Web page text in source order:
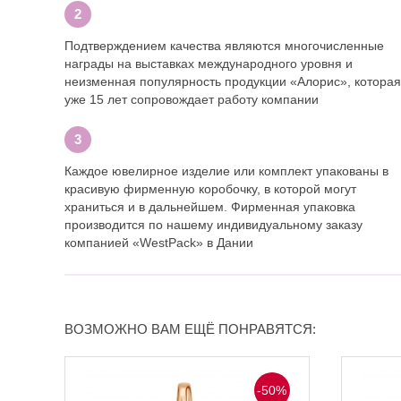
Подтверждением качества являются многочисленные
награды на выставках международного уровня и
неизменная популярность продукции «Алорис», которая
уже 15 лет сопровождает работу компании
Каждое ювелирное изделие или комплект упакованы в
красивую фирменную коробочку, в которой могут
храниться и в дальнейшем. Фирменная упаковка
производится по нашему индивидуальному заказу
компанией «WestPack» в Дании
ВОЗМОЖНО ВАМ ЕЩЁ ПОНРАВЯТСЯ:
-50%